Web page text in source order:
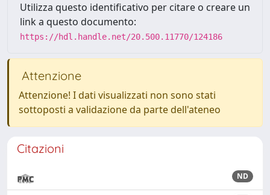
Utilizza questo identificativo per citare o creare un
link a questo documento:
https://hdl.handle.net/20.500.11770/124186
Attenzione
Attenzione! I dati visualizzati non sono stati
sottoposti a validazione da parte dell'ateneo
Citazioni
ND